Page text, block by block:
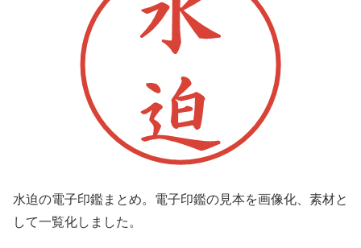
水迫の電子印鑑まとめ。電子印鑑の見本を画像化、素材と
して一覧化しました。